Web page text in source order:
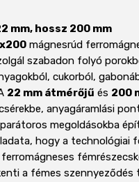
mm, hossz 200 mm
mágnesrúd
szabadon folyó
cukorból,
22 mm átmérőjű és 200
anyagáramlási
megoldásokba
hogy a technológiai
a fémes szennyeződés